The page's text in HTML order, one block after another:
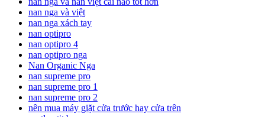
nan nga và việt
nan nga xách tay
nan optipro
nan optipro 4
nan optipro nga
Nan Organic Nga
nan supreme pro
nan supreme pro 1
nan supreme pro 2
nên mua máy giặt cửa trước hay cửa trên